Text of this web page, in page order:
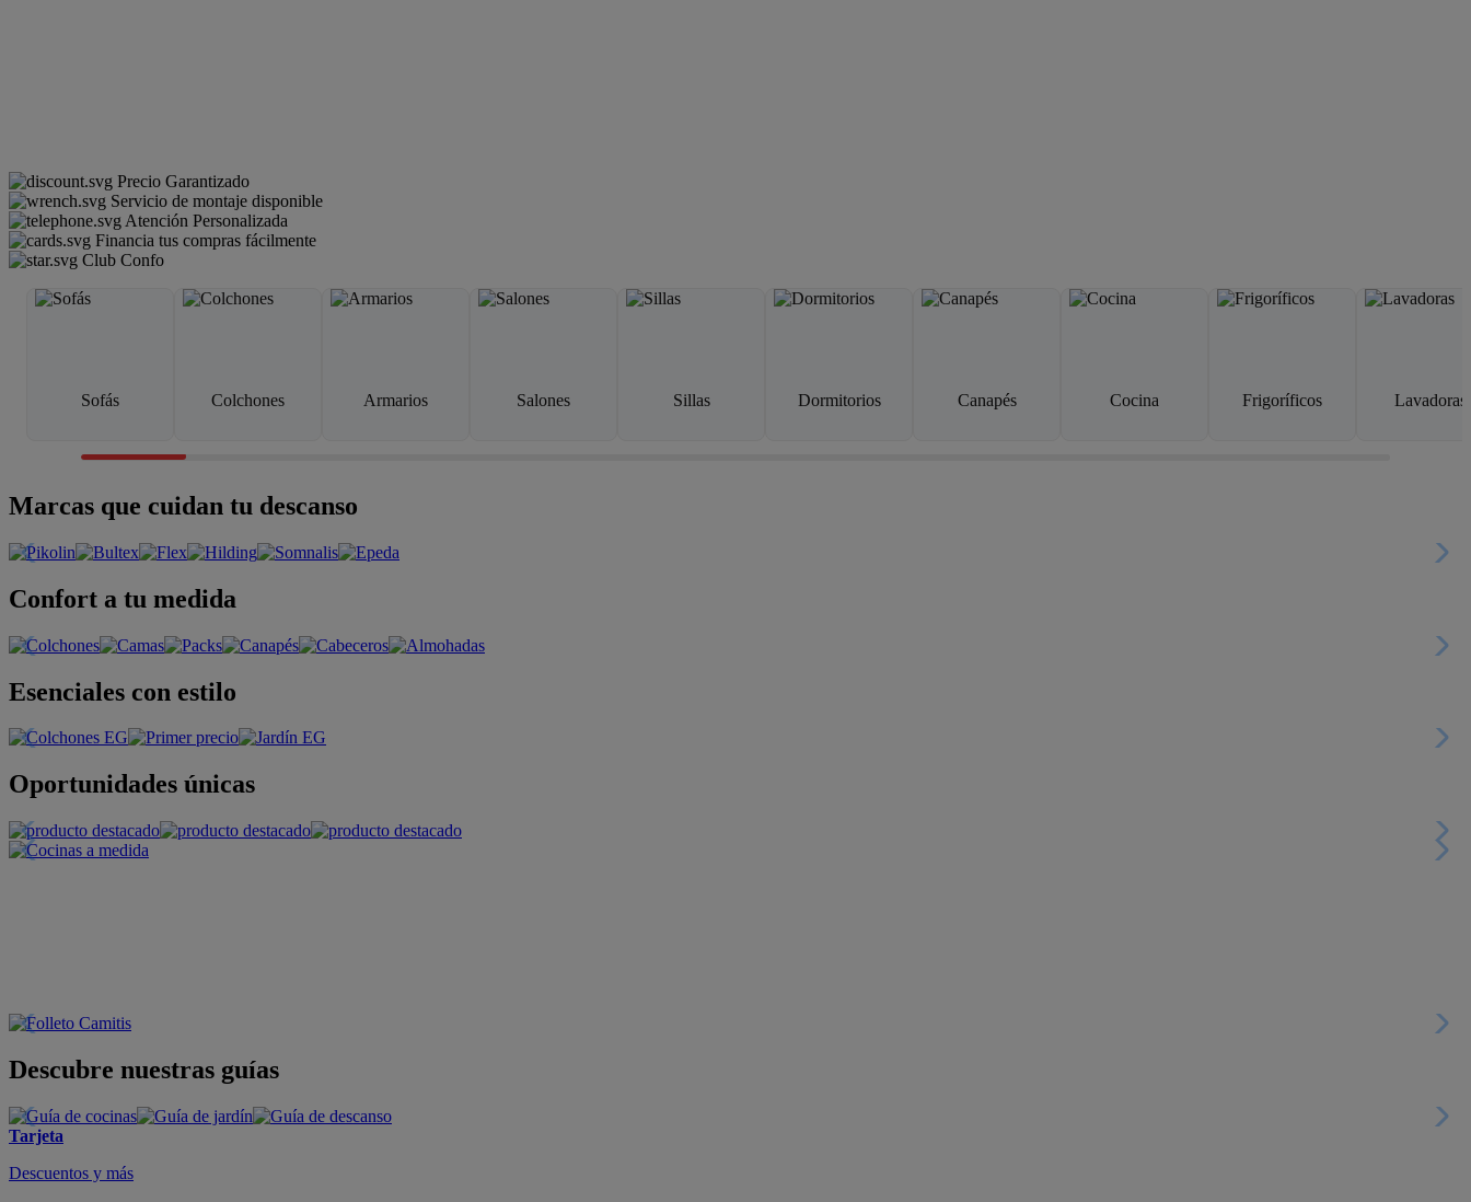
Precio Garantizado
Servicio de montaje disponible
Atención Personalizada
Financia tus compras fácilmente
Club Confo
Sofás Colchones Armarios Salones Sillas Dormitorios Canapés Cocina Frigoríficos Lavadoras
Marcas que cuidan tu descanso
Confort a tu medida
Esenciales con estilo
Oportunidades únicas
Descubre nuestras guías
Tarjeta
Descuentos y más